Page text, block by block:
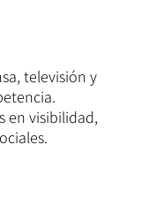
televisión y
en visibilidad,